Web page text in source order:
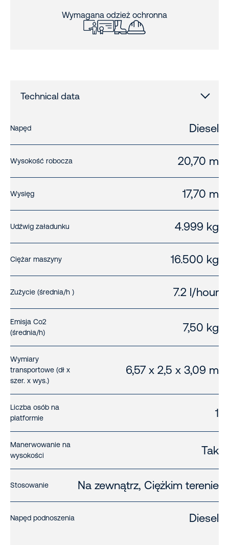
Wymagana odzież ochronna
Technical data
Napęd Diesel
Wysokość robocza 20,70 m
Wysięg 17,70 m
Udźwig załadunku 4.999 kg
Ciężar maszyny 16.500 kg
Zużycie (średnia/h ) 7.2 l/hour
Emisja Co2
(średnia/h)
7,50 kg
Wymiary
transportowe (dł x
szer. x wys.)
6,57 x 2,5 x 3,09 m
Liczba osób na
platformie
1
Manerwowanie na
wysokości
Tak
Stosowanie Na zewnątrz, Ciężkim terenie
Napęd podnoszenia Diesel